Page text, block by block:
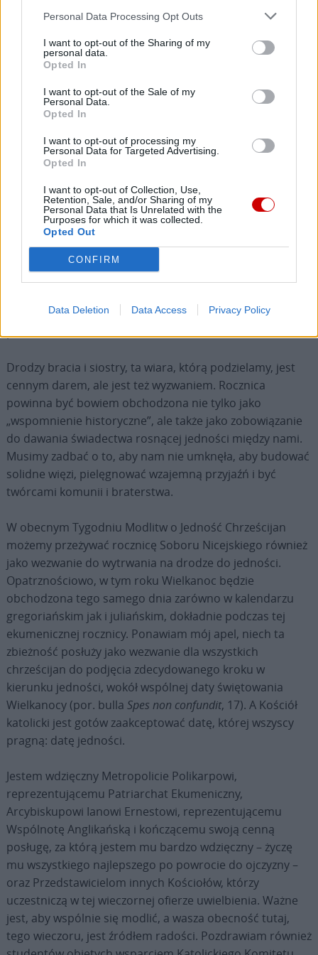
Personal Data Processing Opt Outs
I want to opt-out of the Sharing of my
personal data.
Opted In
I want to opt-out of the Sale of my
Personal Data.
Opted In
I want to opt-out of processing my
Personal Data for Targeted Advertising.
Opted In
I want to opt-out of Collection, Use,
Retention, Sale, and/or Sharing of my
Personal Data that Is Unrelated with the
Purposes for which it was collected.
Opted Out
CONFIRM
Data Deletion Data Access Privacy Policy
pierwszego wielkiego soboru powszechnego, Soboru
jedność Kościoła w bardzo trudnym czasie, a ojcowie
soborowi jednogłośnie zatwierdzili
Eucharystii. Jest to wspólne wyznanie wiary, które
wykracza poza wszelkie podziały, jakie zraniły Ciało
Chrystusa na przestrzeni wieków. Rocznica Soboru
Nicejskiego jest zatem rokiem łaski, okazją dla wszystkich
chrześcijan, którzy powtarzają to samo
tego samego Boga: odkryjmy na nowo wspólne korzenie
wiary, strzeżmy jedności! Zawsze naprzód! Ta jedność,
którą wszyscy chcemy odnaleźć, ma się wydarzyć. Czy nie
przychodzi wam na myśl to , co mówił wielki prawosławny
teolog, Ioannis Zizioulas: „Wiem, kiedy nastąpi pełna
jedność: dzień po Sądzie Ostatecznym”? Ale w
modlić się razem, miłować się razem. I to jest bardzo
Drodzy bracia i siostry, ta wiara, którą podzielamy, jest
cennym darem, ale jest też wyzwaniem. Rocznica
powinna być bowiem obchodzona nie tylko jako
„wspomnienie historyczne”, ale także jako zobowiązanie
do dawania świadectwa rosnącej jedności między nami.
Musimy zadbać o to, aby nam nie umknęła, aby budować
solidne więzi, pielęgnować wzajemną przyjaźń i być
twórcami komunii i braterstwa.
W obecnym Tygodniu Modlitw o Jedność Chrześcijan
możemy przeżywać rocznicę Soboru Nicejskiego również
jako wezwanie do wytrwania na drodze do jedności.
Opatrznościowo, w tym roku Wielkanoc będzie
obchodzona tego samego dnia zarówno w kalendarzu
gregoriańskim jak i juliańskim, dokładnie podczas tej
ekumenicznej rocznicy. Ponawiam mój apel, niech ta
zbieżność posłuży jako wezwanie dla wszystkich
chrześcijan do podjęcia zdecydowanego kroku w
kierunku jedności, wokół wspólnej daty świętowania
Wielkanocy (por. bulla Spes non confundit, 17). A Kościół
katolicki jest gotów zaakceptować datę, której wszyscy
pragną: datę jedności.
Jestem wdzięczny Metropolicie Polikarpowi,
reprezentującemu Patriarchat Ekumeniczny,
Arcybiskupowi Ianowi Ernestowi, reprezentującemu
Wspólnotę Anglikańską i kończącemu swoją cenną
posługę, za którą jestem mu bardzo wdzięczny – życzę
mu wszystkiego najlepszego po powrocie do ojczyzny –
oraz Przedstawicielom innych Kościołów, którzy
uczestniczą w tej wieczornej ofierze uwielbienia. Ważne
jest, aby wspólnie się modlić, a wasza obecność tutaj,
tego wieczoru, jest źródłem radości. Pozdrawiam również